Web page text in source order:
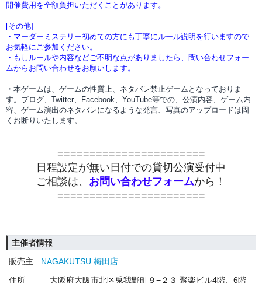
開催費用を全額負担いただくことがあります。
[その他]
・マーダーミステリー初めての方にも丁寧にルール説明を行いますので
お気軽にご参加ください。
・もしルールや内容などご不明な点がありましたら、問い合わせフォー
ムからお問い合わせをお願いします。
・本ゲームは、ゲームの性質上、ネタバレ禁止ゲームとなっておりま
す。ブログ、Twitter、Facebook、YouTube等での、 公演内容、 ゲーム内
容、ゲーム演出のネタバレになるような発言、写真のアップロードは固
くお断りいたします。
=======================
日程設定が無い日付での貸切公演受付中
ご相談は、 お問い合わせフォームから！
=======================
主催者情報
販売主
NAGAKUTSU 梅田店
住所
大阪府大阪市北区兎我野町９−２３ 聚楽ビル4階、6階